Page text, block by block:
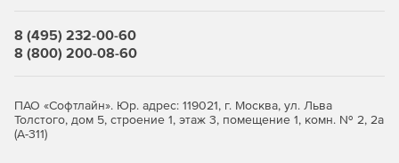
8 (495) 232-00-60
8 (800) 200-08-60
ПАО «Софтлайн». Юр. адрес: 119021, г. Москва, ул. Льва
Толстого, дом 5, строение 1, этаж 3, помещение 1, комн. № 2, 2а
(А-311)